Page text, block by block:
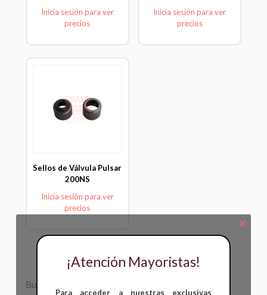
Inicia sesión para ver
precios
Inicia sesión para ver
precios
Sellos de Válvula Pulsar
200NS
Inicia sesión para ver
precios
✕
¡Atención Mayoristas!
Para acceder a nuestras exclusivas